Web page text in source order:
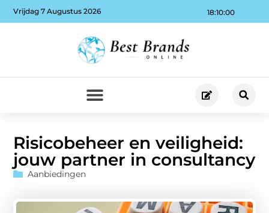
18:10:01
Vrijdag 7 Augustus 2026
Risicobeheer en veiligheid:
jouw partner in consultancy
Aanbiedingen